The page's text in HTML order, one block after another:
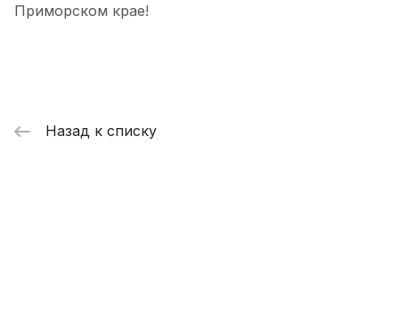
Приморском крае!
Назад к списку